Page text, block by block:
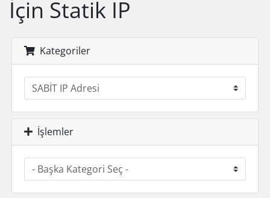
İçin Statik IP
Kategoriler
İşlemler